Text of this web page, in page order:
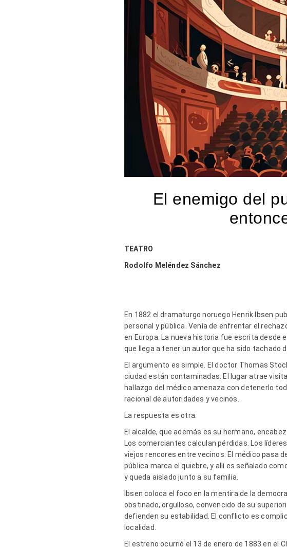
El enemigo del
TEATRO
Rodolfo Meléndez Sánchez
En 1882 el dramaturgo noruego Henrik Ibsen
personal y pública. Venía de enfrentar el
en Europa. La nueva historia fue escrita desde
que llega a tener un autor que ha sido tachado
El argumento es simple. El doctor Thomas
ciudad están contaminadas. El lugar atrae
hallazgo del médico amenaza con detenerlo
racional de autoridades y vecinos.
La respuesta es otra.
El alcalde, que además es su hermano,
Los comerciantes calculan pérdidas. Los
viejos rencores entre vecinos. El médico pasa
pública marca el quiebre, y allí es señalado
y queda aislado junto a su familia.
Ibsen coloca el foco en la mentira de la
obstinado, orgulloso, convencido de su
defienden su estabilidad. El conflicto es
localidad.
El estreno ocurrió el 13 de enero de 1883 en el